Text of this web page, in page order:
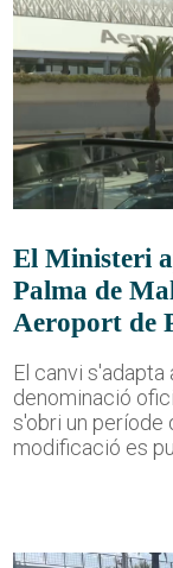
El Ministeri
Palma de
Aeroport de
El canvi
denominació
s'obri un període
modificació es